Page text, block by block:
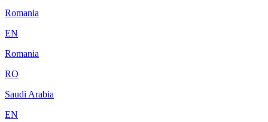
Romania
EN
Romania
RO
Saudi Arabia
EN